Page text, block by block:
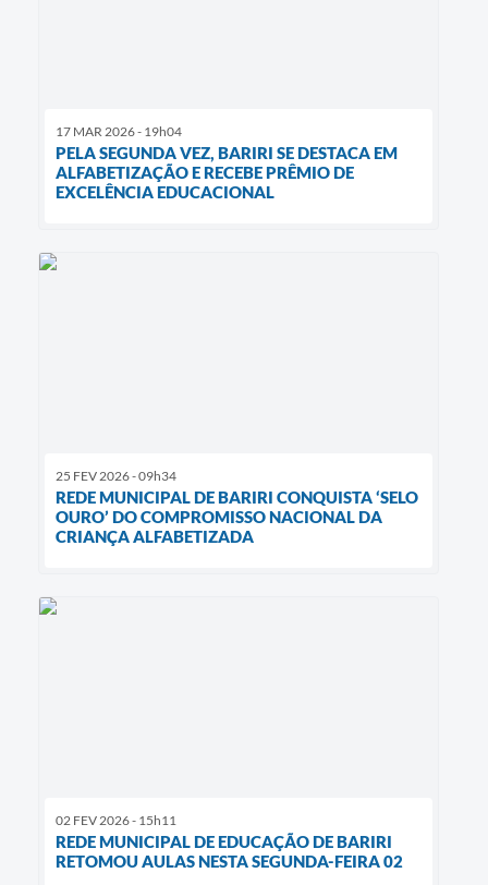
17 MAR 2026 - 19h04
PELA SEGUNDA VEZ, BARIRI SE DESTACA EM
ALFABETIZAÇÃO E RECEBE PRÊMIO DE
EXCELÊNCIA EDUCACIONAL
25 FEV 2026 - 09h34
REDE MUNICIPAL DE BARIRI CONQUISTA ‘SELO
OURO’ DO COMPROMISSO NACIONAL DA
CRIANÇA ALFABETIZADA
02 FEV 2026 - 15h11
REDE MUNICIPAL DE EDUCAÇÃO DE BARIRI
RETOMOU AULAS NESTA SEGUNDA-FEIRA 02